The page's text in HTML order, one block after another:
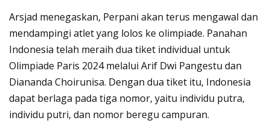
Arsjad menegaskan, Perpani akan terus mengawal dan
mendampingi atlet yang lolos ke olimpiade. Panahan
Indonesia telah meraih dua tiket individual untuk
Olimpiade Paris 2024 melalui Arif Dwi Pangestu dan
Diananda Choirunisa. Dengan dua tiket itu, Indonesia
dapat berlaga pada tiga nomor, yaitu individu putra,
individu putri, dan nomor beregu campuran.